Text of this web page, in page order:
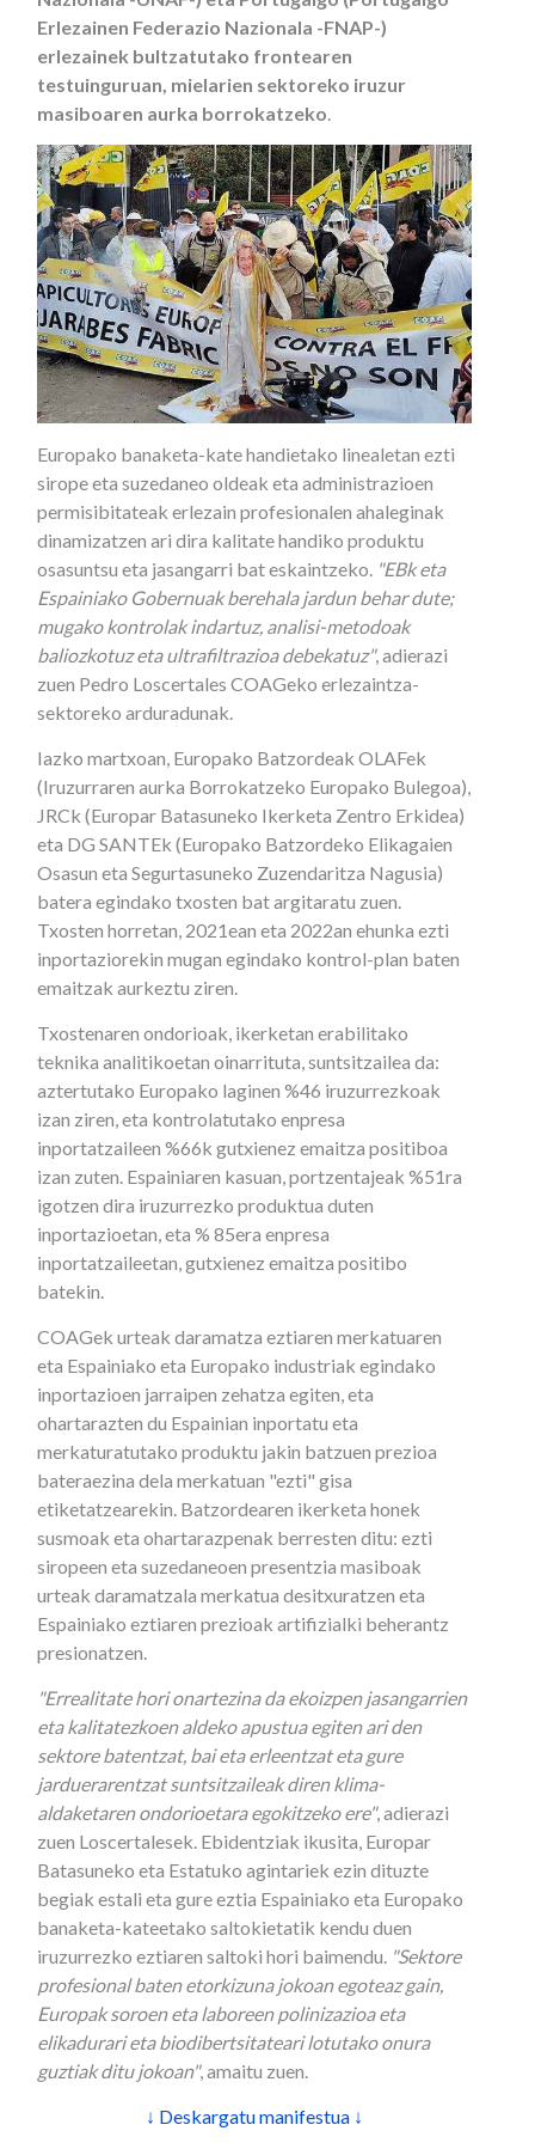
Erlezainen Federazio Nazionala -FNAP-)
erlezainek bultzatutako frontearen
testuinguruan, mielarien sektoreko iruzur
masiboaren aurka borrokatzeko.
Europako banaketa-kate handietako linealetan ezti
sirope eta suzedaneo oldeak eta administrazioen
permisibitateak erlezain profesionalen ahaleginak
dinamizatzen ari dira kalitate handiko produktu
osasuntsu eta jasangarri bat eskaintzeko. "EBk eta
Espainiako Gobernuak berehala jardun behar dute;
mugako kontrolak indartuz, analisi-metodoak
baliozkotuz eta ultrafiltrazioa debekatuz", adierazi
zuen Pedro Loscertales COAGeko erlezaintza-
sektoreko arduradunak.
Iazko martxoan, Europako Batzordeak OLAFek
(Iruzurraren aurka Borrokatzeko Europako Bulegoa),
JRCk (Europar Batasuneko Ikerketa Zentro Erkidea)
eta DG SANTEk (Europako Batzordeko Elikagaien
Osasun eta Segurtasuneko Zuzendaritza Nagusia)
batera egindako txosten bat argitaratu zuen.
Txosten horretan, 2021ean eta 2022an ehunka ezti
inportaziorekin mugan egindako kontrol-plan baten
emaitzak aurkeztu ziren.
Txostenaren ondorioak, ikerketan erabilitako
teknika analitikoetan oinarrituta, suntsitzailea da:
aztertutako Europako laginen %46 iruzurrezkoak
izan ziren, eta kontrolatutako enpresa
inportatzaileen %66k gutxienez emaitza positiboa
izan zuten. Espainiaren kasuan, portzentajeak %51ra
igotzen dira iruzurrezko produktua duten
inportazioetan, eta % 85era enpresa
inportatzaileetan, gutxienez emaitza positibo
batekin.
COAGek urteak daramatza eztiaren merkatuaren
eta Espainiako eta Europako industriak egindako
inportazioen jarraipen zehatza egiten, eta
ohartarazten du Espainian inportatu eta
merkaturatutako produktu jakin batzuen prezioa
bateraezina dela merkatuan "ezti" gisa
etiketatzearekin. Batzordearen ikerketa honek
susmoak eta ohartarazpenak berresten ditu: ezti
siropeen eta suzedaneoen presentzia masiboak
urteak daramatzala merkatua desitxuratzen eta
Espainiako eztiaren prezioak artifizialki beherantz
presionatzen.
"Errealitate hori onartezina da ekoizpen jasangarrien
eta kalitatezkoen aldeko apustua egiten ari den
sektore batentzat, bai eta erleentzat eta gure
jarduerarentzat suntsitzaileak diren klima-
aldaketaren ondorioetara egokitzeko ere", adierazi
zuen Loscertalesek. Ebidentziak ikusita, Europar
Batasuneko eta Estatuko agintariek ezin dituzte
begiak estali eta gure eztia Espainiako eta Europako
banaketa-kateetako saltokietatik kendu duen
iruzurrezko eztiaren saltoki hori baimendu. "Sektore
profesional baten etorkizuna jokoan egoteaz gain,
Europak soroen eta laboreen polinizazioa eta
elikadurari eta biodibertsitateari lotutako onura
guztiak ditu jokoan", amaitu zuen.
↓ Deskargatu manifestua ↓